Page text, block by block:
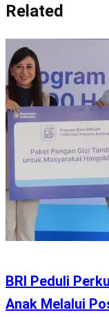
Related
BRI Peduli
Anak Melalui